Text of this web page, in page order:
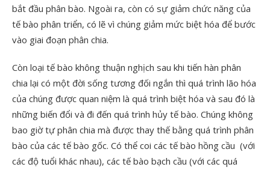
bắt đầu phân bào. Ngoài ra, còn có sự giảm chức năng của
tế bào phân triển, có lẽ vì chúng giảm mức biệt hóa để bước
vào giai đoạn phân chia.
Còn loại tế bào không thuận nghịch sau khi tiến hàn phân
chia lại có một đời sống tương đối ngắn thì quá trình lão hóa
của chúng được quan niệm là quá trình biệt hóa và sau đó là
những biến đổi và đi đến quá trình hủy tế bào. Chúng không
bao giờ tự phân chia mà được thay thế bằng quá trình phân
bào của các tế bào gốc. Có thể coi các tế bào hồng cầu (với
các độ tuổi khác nhau), các tế bào bạch cầu (với các quá